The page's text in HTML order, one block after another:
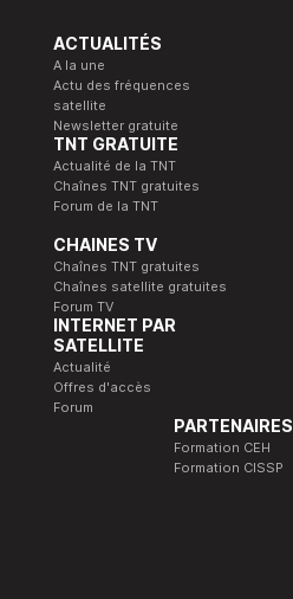
ACTUALITÉS
A la une
Actu des fréquences
satellite
Newsletter gratuite
TNT GRATUITE
Actualité de la TNT
Chaînes TNT gratuites
Forum de la TNT
CHAINES TV
Chaînes TNT gratuites
Chaînes satellite gratuites
Forum TV
INTERNET PAR
SATELLITE
Actualité
Offres d'accès
Forum
PARTENAIRES
Formation CEH
Formation CISSP